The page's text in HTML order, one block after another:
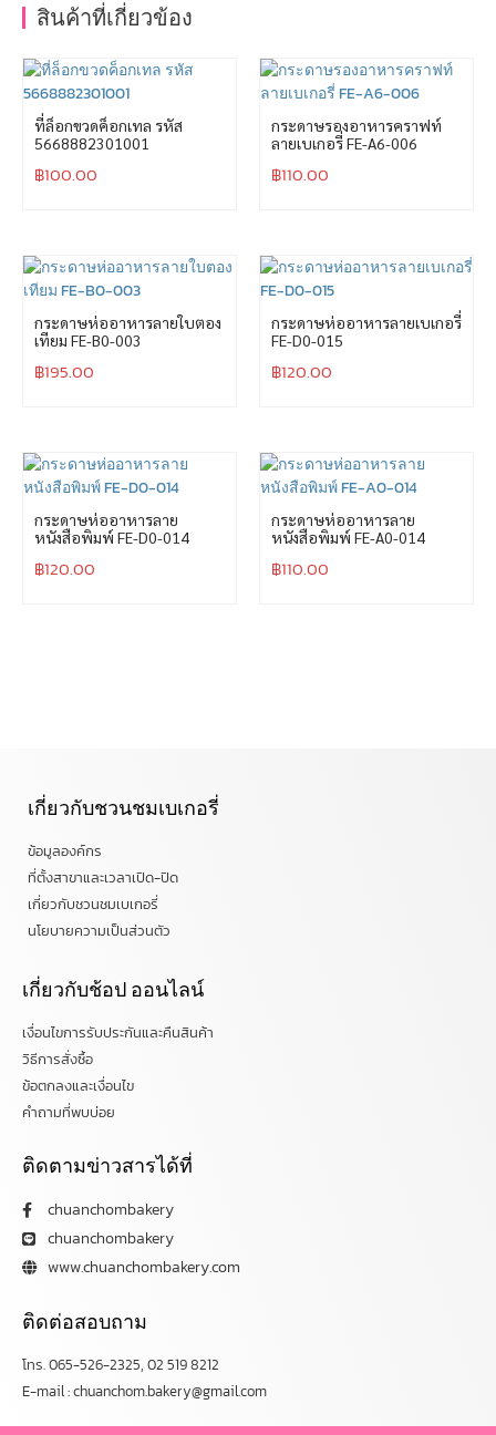
สินค้าที่เกี่ยวข้อง
ที่ล็อกขวดค็อกเทล รหัส
5668882301001
฿100.00
กระดาษรองอาหารคราฟท์
ลายเบเกอรี่ FE-A6-006
฿110.00
กระดาษห่ออาหารลายใบตอง
เทียม FE-B0-003
฿195.00
กระดาษห่ออาหารลายเบเกอรี่
FE-D0-015
฿120.00
กระดาษห่ออาหารลาย
หนังสือพิมพ์ FE-D0-014
฿120.00
กระดาษห่ออาหารลาย
หนังสือพิมพ์ FE-A0-014
฿110.00
เกี่ยวกับชวนชมเบเกอรี่
ข้อมูลองค์กร
ที่ตั้งสาขาและเวลาเปิด-ปิด
เกี่ยวกับชวนชมเบเกอรี่
นโยบายความเป็นส่วนตัว
เกี่ยวกับช้อป ออนไลน์
เงื่อนไขการรับประกันและคืนสินค้า
วิธีการสั่งซื้อ
ข้อตกลงและเงื่อนไข
คำถามที่พบบ่อย
ติดตามข่าวสารได้ที่
chuanchombakery
chuanchombakery
www.chuanchombakery.com
ติดต่อสอบถาม
โทร. 065-526-2325, 02 519 8212
E-mail : chuanchom.bakery@gmail.com